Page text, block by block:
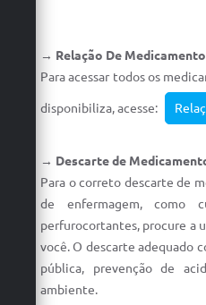
→ Relação De
Para acessar todos os
disponibiliza, acesse:
→ Descarte de
Para o correto descarte de
de enfermagem, como
perfurocortantes, procure a
você. O descarte adequado
pública, prevenção de
ambiente.